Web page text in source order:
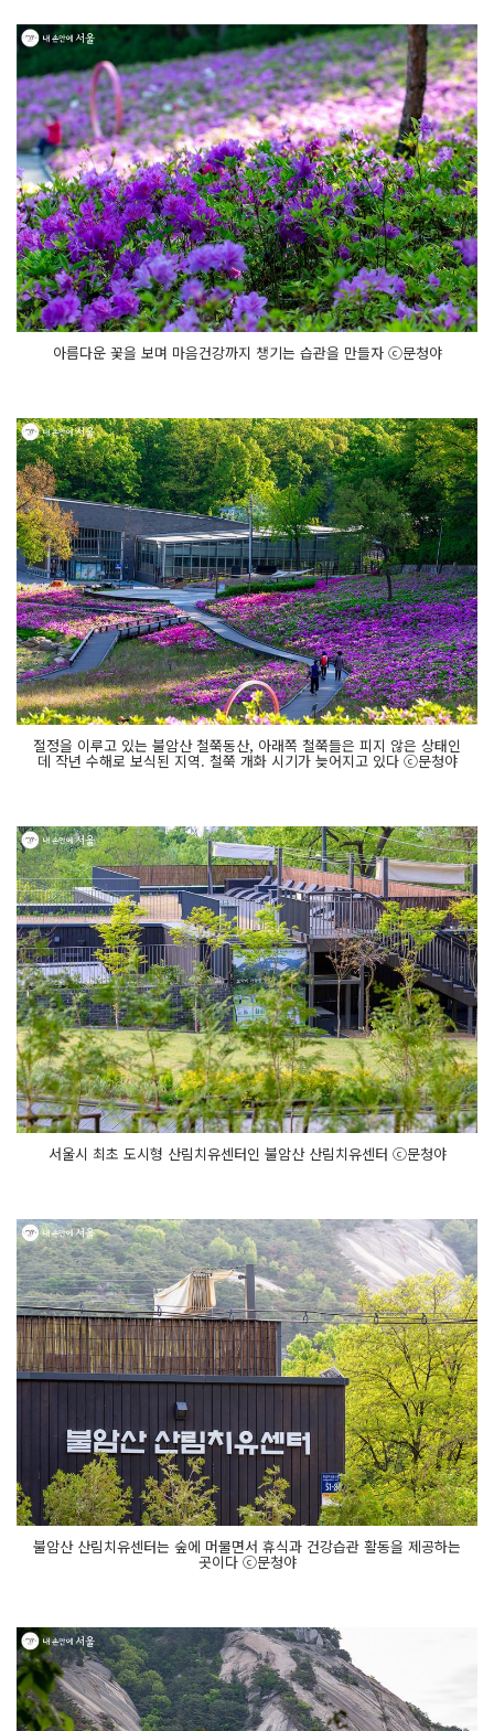
아름다운 꽃을 보며 마음건강까지 챙기는 습관을 만들자 ⓒ문청야
절정을 이루고 있는 불암산 철쭉동산, 아래쪽 철쭉들은 피지 않은 상태인
데 작년 수해로 보식된 지역. 철쭉 개화 시기가 늦어지고 있다 ⓒ문청야
서울시 최초 도시형 산림치유센터인 불암산 산림치유센터 ⓒ문청야
불암산 산림치유센터는 숲에 머물면서 휴식과 건강습관 활동을 제공하는
곳이다 ⓒ문청야